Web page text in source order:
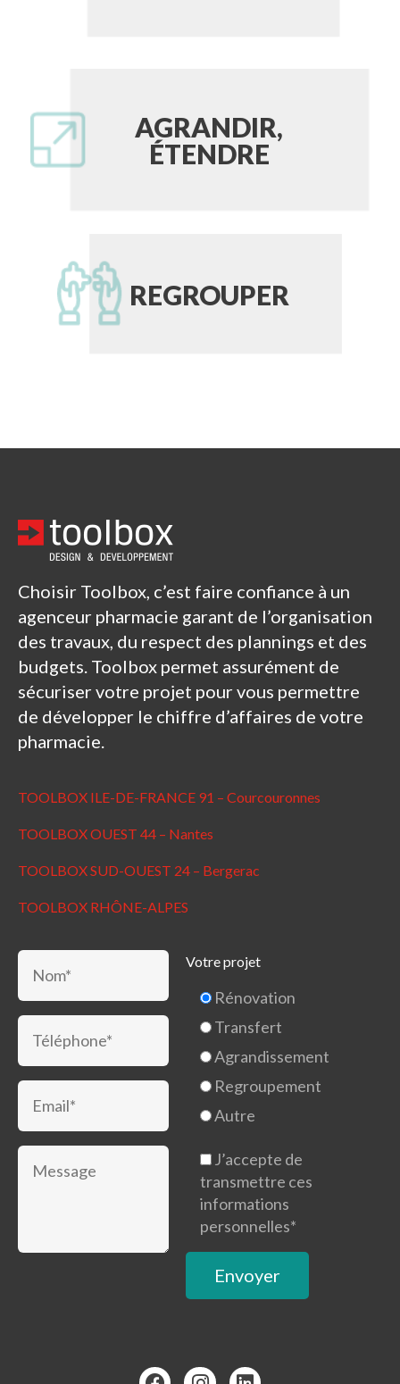
AGRANDIR,
ÉTENDRE
REGROUPER
Choisir Toolbox, c’est faire confiance à un
agenceur pharmacie garant de l’organisation
des travaux, du respect des plannings et des
budgets. Toolbox permet assurément de
sécuriser votre projet pour vous permettre
de développer le chiffre d’affaires de votre
pharmacie.
TOOLBOX ILE-DE-FRANCE 91 – Courcouronnes
TOOLBOX OUEST 44 – Nantes
TOOLBOX SUD-OUEST 24 – Bergerac
TOOLBOX RHÔNE-ALPES
Votre projet
Rénovation
Transfert
Agrandissement
Regroupement
Autre
J’accepte de
transmettre ces
informations
personnelles*